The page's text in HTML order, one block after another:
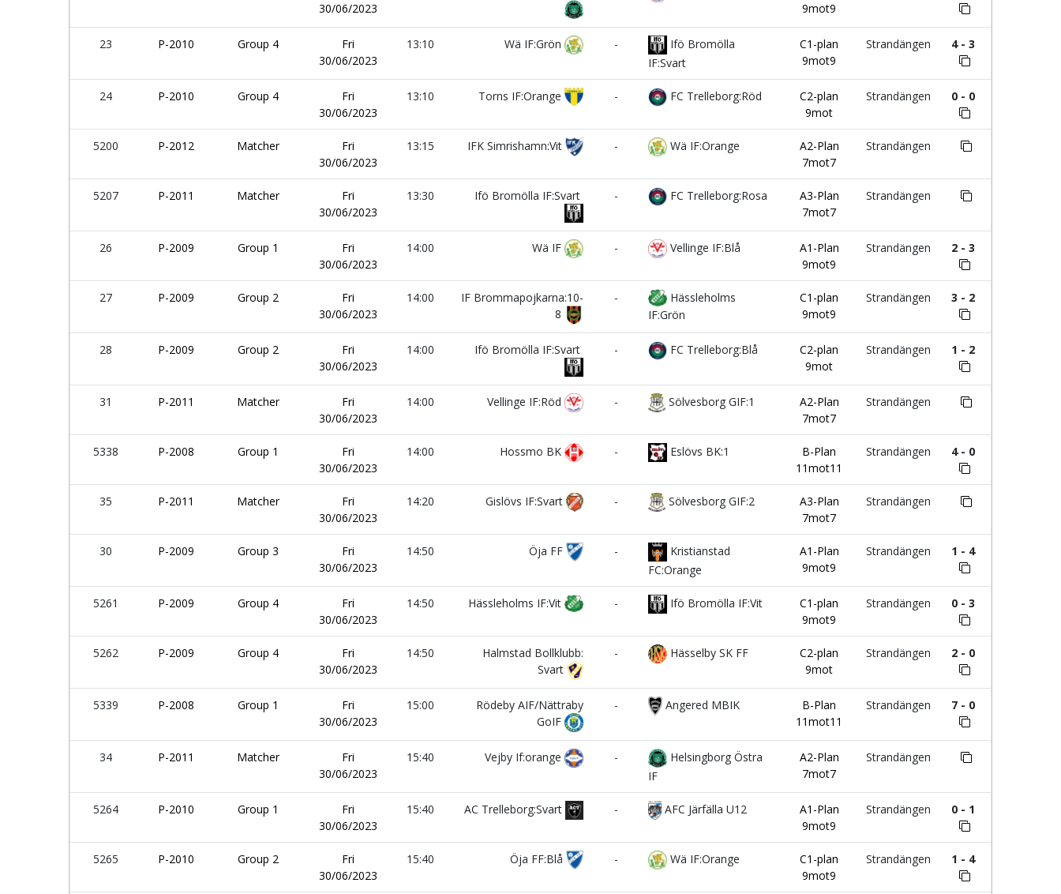
30/06/2023
9mot9
23 P-2010 Group 4
Fri
30/06/2023
13:10 Wä IF:Grön -
Ifö Bromölla
IF:Svart
C1-plan
9mot9
Strandängen 4 - 3
24 P-2010 Group 4
Fri
30/06/2023
13:10 Torns IF:Orange - FC Trelleborg:Röd
C2-plan
9mot
Strandängen 0 - 0
5200 P-2012 Matcher
Fri
30/06/2023
13:15 IFK Simrishamn:Vit - Wä IF:Orange
A2-Plan
7mot7
Strandängen
5207 P-2011 Matcher
Fri
30/06/2023
13:30 Ifö Bromölla IF:Svart - FC Trelleborg:Rosa
A3-Plan
7mot7
Strandängen
26 P-2009 Group 1
Fri
30/06/2023
14:00 Wä IF - Vellinge IF:Blå
A1-Plan
9mot9
Strandängen 2 - 3
27 P-2009 Group 2
Fri
30/06/2023
14:00
IF Brommapojkarna:10-
8
-
Hässleholms
IF:Grön
C1-plan
9mot9
Strandängen 3 - 2
28 P-2009 Group 2
Fri
30/06/2023
14:00 Ifö Bromölla IF:Svart - FC Trelleborg:Blå
C2-plan
9mot
Strandängen 1 - 2
31 P-2011 Matcher
Fri
30/06/2023
14:00 Vellinge IF:Röd - Sölvesborg GIF:1
A2-Plan
7mot7
Strandängen
5338 P-2008 Group 1
Fri
30/06/2023
14:00 Hossmo BK - Eslövs BK:1
B-Plan
11mot11
Strandängen 4 - 0
35 P-2011 Matcher
Fri
30/06/2023
14:20 Gislövs IF:Svart - Sölvesborg GIF:2
A3-Plan
7mot7
Strandängen
30 P-2009 Group 3
Fri
30/06/2023
14:50 Öja FF -
Kristianstad
FC:Orange
A1-Plan
9mot9
Strandängen 1 - 4
5261 P-2009 Group 4
Fri
30/06/2023
14:50 Hässleholms IF:Vit - Ifö Bromölla IF:Vit
C1-plan
9mot9
Strandängen 0 - 3
5262 P-2009 Group 4
Fri
30/06/2023
14:50
Halmstad Bollklubb:
Svart
- Hässelby SK FF
C2-plan
9mot
Strandängen 2 - 0
5339 P-2008 Group 1
Fri
30/06/2023
15:00
Rödeby AIF/Nättraby
GoIF
- Angered MBIK
B-Plan
11mot11
Strandängen 7 - 0
34 P-2011 Matcher
Fri
30/06/2023
15:40 Vejby If:orange -
Helsingborg Östra
IF
A2-Plan
7mot7
Strandängen
5264 P-2010 Group 1
Fri
30/06/2023
15:40 AC Trelleborg:Svart - AFC Järfälla U12
A1-Plan
9mot9
Strandängen 0 - 1
5265 P-2010 Group 2
Fri
30/06/2023
15:40 Öja FF:Blå - Wä IF:Orange
C1-plan
9mot9
Strandängen 1 - 4